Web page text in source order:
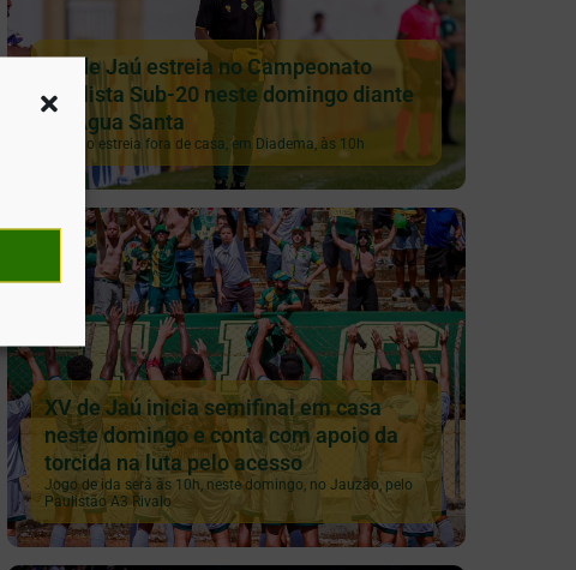
XV de Jaú estreia no Campeonato
Paulista Sub-20 neste domingo diante
do Água Santa
Galinho estreia fora de casa, em Diadema, às 10h
XV de Jaú inicia semifinal em casa
neste domingo e conta com apoio da
torcida na luta pelo acesso
Jogo de ida será às 10h, neste domingo, no Jauzão, pelo
Paulistão A3 Rivalo